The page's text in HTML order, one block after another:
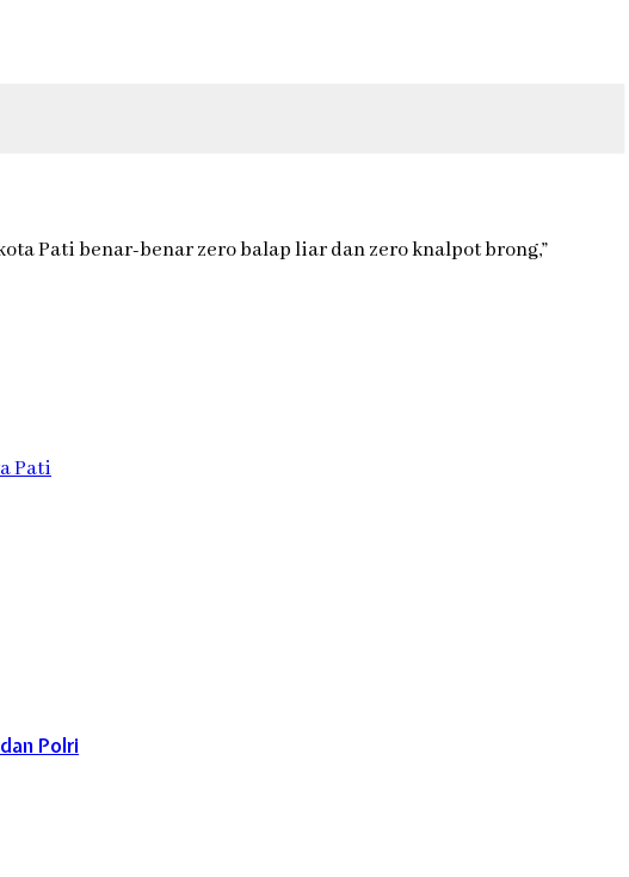
Pati benar-benar zero balap liar dan zero knalpot brong,”
Pati
Polri